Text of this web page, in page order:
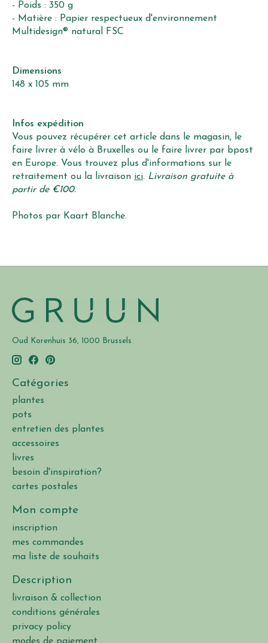
- Poids : 350 g
- Matière : Papier respectueux d'environnement
Multidesign® natural FSC
Dimensions
148 x 105 mm
Infos expédition
Vous pouvez récupérer cet article dans le magasin, le
faire livrer à vélo à Bruxelles ou le faire livrer par bpost
en Europe. Vous trouvez plus d'informations sur le
retraitement ou la livraison ici. Livraison gratuite à
partir de €100.
Photos par Kaart Blanche.
Oud Korenhuis 36, 1000 Brussels
Catégories
plantes
pots
entretien des plantes
accessoires
livres
besoin d'inspiration?
cartes postales
Mon compte
inscription
mes commandes
ma liste de souhaits
Description
livraison & collection
conditions générales
privacy policy
modes de paiement